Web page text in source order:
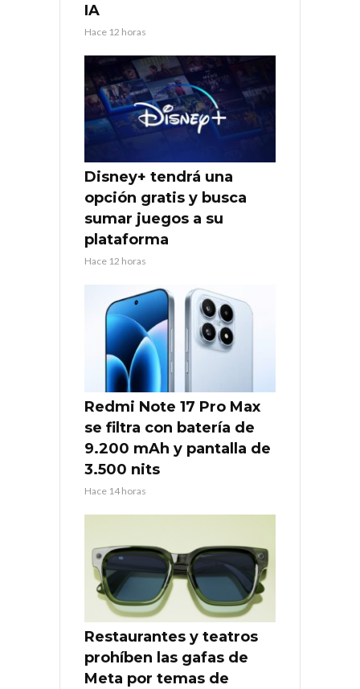
IA
Hace 12 horas
Disney+ tendrá una
opción gratis y busca
sumar juegos a su
plataforma
Hace 12 horas
Redmi Note 17 Pro Max
se filtra con batería de
9.200 mAh y pantalla de
3.500 nits
Hace 14 horas
Restaurantes y teatros
prohíben las gafas de
Meta por temas de